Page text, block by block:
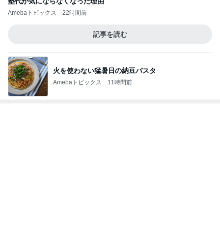
Amebaトピックス 22時間前
記事を読む
火を使わない猛暑日の納豆パスタ
Amebaトピックス 11時間前